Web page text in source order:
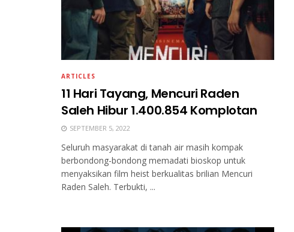
ARTICLES
11 Hari Tayang, Mencuri Raden
Saleh Hibur 1.400.854 Komplotan
SEPTEMBER 5, 2022
Seluruh masyarakat di tanah air masih kompak
berbondong-bondong memadati bioskop untuk
menyaksikan film heist berkualitas brilian Mencuri
Raden Saleh. Terbukti, ...